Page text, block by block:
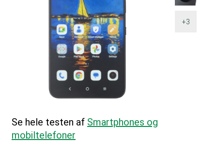
+3
Se hele testen af Smartphones og
mobiltelefoner